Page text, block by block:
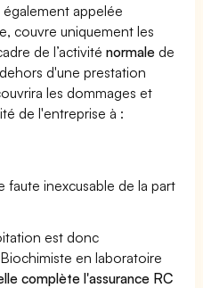
également appelée
couvre uniquement les
de l’activiténormale de
d'une prestation
les dommages et
de l'entreprise à :
faute inexcusable de la part
est donc
en laboratoire
complète l'assurance RC